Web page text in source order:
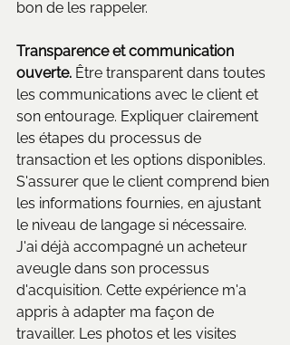
bon de les rappeler.
Transparence et communication
ouverte. Être transparent dans toutes
les communications avec le client et
son entourage. Expliquer clairement
les étapes du processus de
transaction et les options disponibles.
S'assurer que le client comprend bien
les informations fournies, en ajustant
le niveau de langage si nécessaire.
J'ai déjà accompagné un acheteur
aveugle dans son processus
d'acquisition. Cette expérience m'a
appris à adapter ma façon de
travailler. Les photos et les visites